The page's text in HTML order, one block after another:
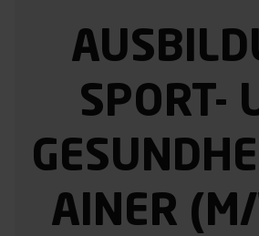
Abnehmen
Trainingserfolge
Dein Standort konnte nicht
Studio finden
SPORT-
AINER